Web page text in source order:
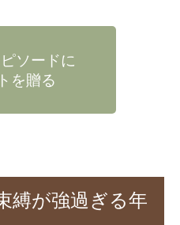
ソードに
を贈る
縛が強過ぎる年